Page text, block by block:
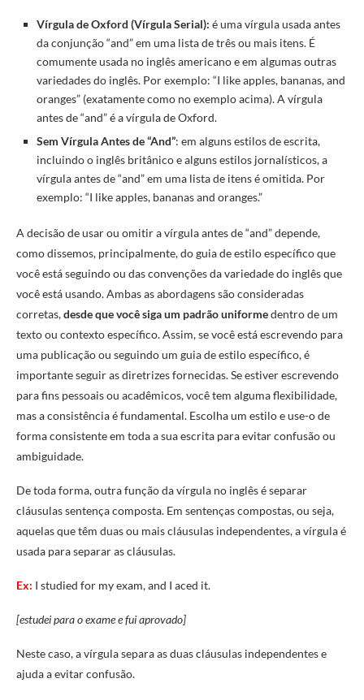
Vírgula de Oxford (Vírgula Serial): é uma vírgula usada antes
da conjunção “and” em uma lista de três ou mais itens. É
comumente usada no inglês americano e em algumas outras
variedades do inglês. Por exemplo: “I like apples, bananas, and
oranges” (exatamente como no exemplo acima). A vírgula
antes de “and” é a vírgula de Oxford.
Sem Vírgula Antes de “And”: em alguns estilos de escrita,
incluindo o inglês britânico e alguns estilos jornalísticos, a
vírgula antes de “and” em uma lista de itens é omitida. Por
exemplo: “I like apples, bananas and oranges.”
A decisão de usar ou omitir a vírgula antes de “and” depende,
como dissemos, principalmente, do guia de estilo específico que
você está seguindo ou das convenções da variedade do inglês que
você está usando. Ambas as abordagens são consideradas
corretas,desde que você siga um padrão uniformedentro de um
texto ou contexto específico. Assim, se você está escrevendo para
uma publicação ou seguindo um guia de estilo específico, é
importante seguir as diretrizes fornecidas. Se estiver escrevendo
para fins pessoais ou acadêmicos, você tem alguma flexibilidade,
mas a consistência é fundamental. Escolha um estilo e use-o de
forma consistente em toda a sua escrita para evitar confusão ou
ambiguidade.
De toda forma, outra função da vírgula no inglês é separar
cláusulas sentença composta. Em sentenças compostas, ou seja,
aquelas que têm duas ou mais cláusulas independentes, a vírgula é
usada para separar as cláusulas.
Ex: I studied for my exam, and I aced it.
[estudei para o exame e fui aprovado]
Neste caso, a vírgula separa as duas cláusulas independentes e
ajuda a evitar confusão.